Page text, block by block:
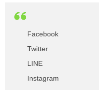
Facebook
Twitter
LINE
Instagram